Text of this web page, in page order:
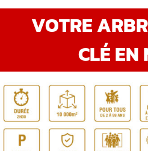
VOTRE
CLÉ